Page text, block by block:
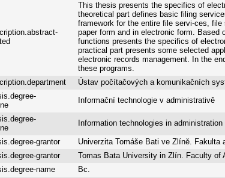
This thesis presents the specifics of
theoretical part defines basic filing
framework for the entire file servi-ces,
paper form and in electronic form. Based
functions presents the specifics of
practical part presents some selected
electronic records management. In the
these programs.
Ústav počítačových a komunikačních
Informační technologie v administrativě
Information technologies in administration
grantor Univerzita Tomáše Bati ve Zlíně. Fakulta
grantor
Tomas Bata University in Zlín. Faculty of
name
Bc.